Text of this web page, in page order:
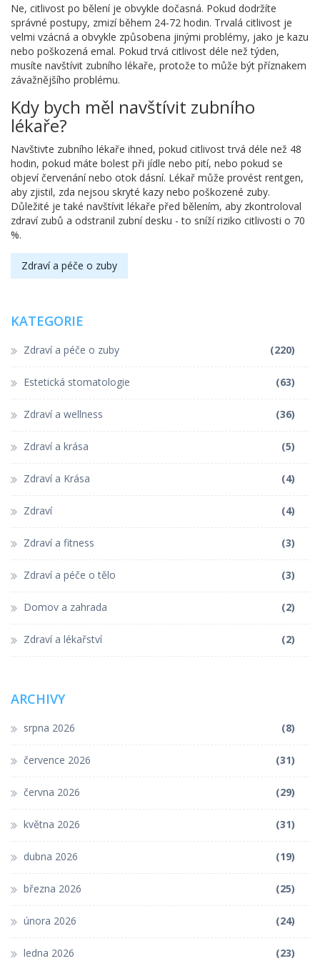
Ne, citlivost po bělení je obvykle dočasná. Pokud dodržíte
správné postupy, zmizí během 24-72 hodin. Trvalá citlivost je
velmi vzácná a obvykle způsobena jinými problémy, jako je kazu
nebo poškozená emal. Pokud trvá citlivost déle než týden,
musíte navštívit zubního lékaře, protože to může být příznakem
závažnějšího problému.
Kdy bych měl navštívit zubního
lékaře?
Navštivte zubního lékaře ihned, pokud citlivost trvá déle než 48
hodin, pokud máte bolest při jídle nebo pití, nebo pokud se
objeví červenání nebo otok dásní. Lékař může provést rentgen,
aby zjistil, zda nejsou skryté kazy nebo poškozené zuby.
Důležité je také navštívit lékaře před bělením, aby zkontroloval
zdraví zubů a odstranil zubní desku - to sníží riziko citlivosti o 70
%.
Zdraví a péče o zuby
KATEGORIE
Zdraví a péče o zuby (220)
Estetická stomatologie (63)
Zdraví a wellness (36)
Zdraví a krása (5)
Zdraví a Krása (4)
Zdraví (4)
Zdraví a fitness (3)
Zdraví a péče o tělo (3)
Domov a zahrada (2)
Zdraví a lékařství (2)
ARCHIVY
srpna 2026 (8)
července 2026 (31)
června 2026 (29)
května 2026 (31)
dubna 2026 (19)
března 2026 (25)
února 2026 (24)
ledna 2026 (23)